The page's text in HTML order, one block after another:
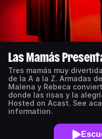
Las Mamás
Tres mamás muy
de la A a la Z. Armadas
Malena y Rebeca
donde las risas y la
Hosted on Acast. See
information.